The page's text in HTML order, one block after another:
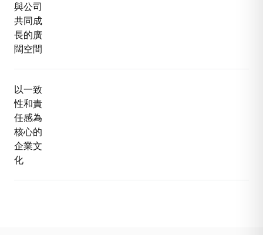
與公司
共同成
長的廣
闊空間
以一致
性和責
任感為
核心的
企業文
化